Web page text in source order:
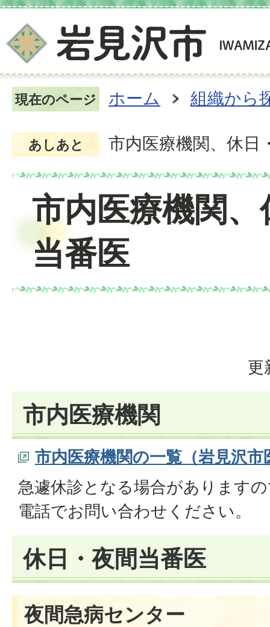
現在のページ ホーム 組織から
あしあと 市内医療機関、休日
市内医療機関
当番医
更
市内医療機関
市内医療機関の一覧（岩見沢市
急遽休診となる場合があります
電話でお問い合わせください。
休日・夜間当番医
夜間急病センター